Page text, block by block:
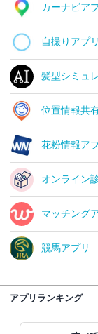
カーナビア
自撮りアプリ
髪型シミュ
位置情報共
花粉情報ア
オンライン
マッチング
競馬アプリ
アプリランキング